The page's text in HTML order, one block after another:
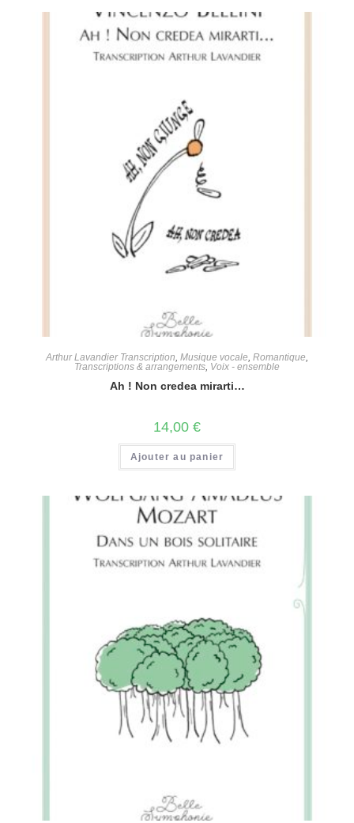
Arthur Lavandier Transcription Musique vocale Romantique
Transcriptions & arrangements Voix - ensemble
Ah ! Non credea mirarti…
14,00 €
Ajouter au panier